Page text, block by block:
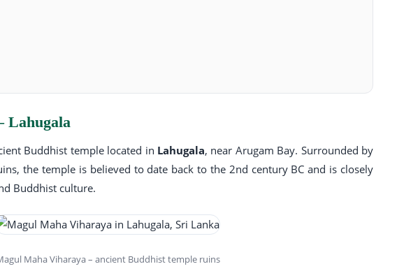
Lahugala
Buddhist temple located in Lahugala, near Arugam Bay. Surrounded by
the temple is believed to date back to the 2nd century BC and is closely
Buddhist culture.
Maha Viharaya – ancient Buddhist temple ruins